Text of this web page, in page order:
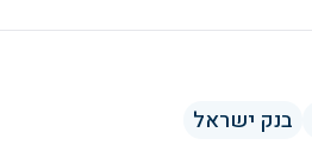
בנק ישראל